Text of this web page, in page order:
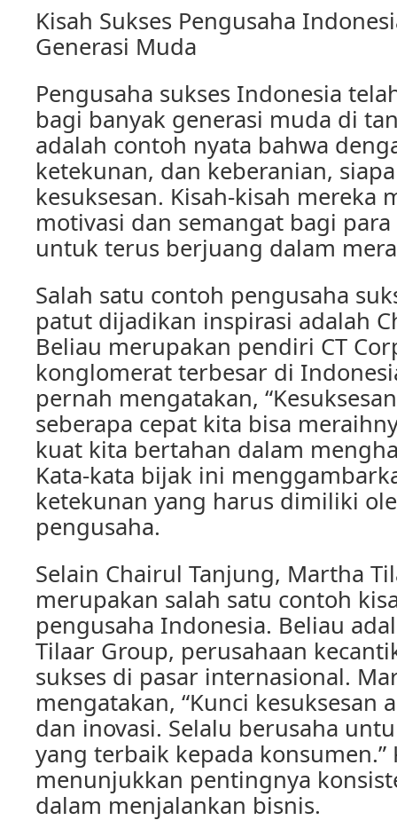
Kisah Sukses Pengusaha
Generasi Muda
Pengusaha sukses Indonesia
bagi banyak generasi muda di
adalah contoh nyata bahwa
ketekunan, dan keberanian,
kesuksesan. Kisah-kisah mereka
motivasi dan semangat bagi
untuk terus berjuang dalam
Salah satu contoh pengusaha
patut dijadikan inspirasi adalah
Beliau merupakan pendiri CT
konglomerat terbesar di
pernah mengatakan,
seberapa cepat kita bisa
kuat kita bertahan dalam
Kata-kata bijak ini
ketekunan yang harus dimiliki
pengusaha.
Selain Chairul Tanjung, Martha
merupakan salah satu contoh
pengusaha Indonesia. Beliau
Tilaar Group, perusahaan
sukses di pasar internasional.
mengatakan, “Kunci kesuksesan
dan inovasi. Selalu berusaha
yang terbaik kepada
menunjukkan pentingnya
dalam menjalankan bisnis.